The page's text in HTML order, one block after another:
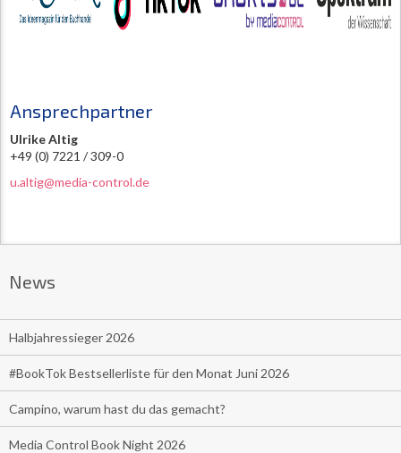
Ansprechpartner
Ulrike Altig
+49 (0) 7221 / 309-0
u.altig@media-control.de
News
Halbjahressieger 2026
#BookTok Bestsellerliste für den Monat Juni 2026
Campino, warum hast du das gemacht?
Media Control Book Night 2026